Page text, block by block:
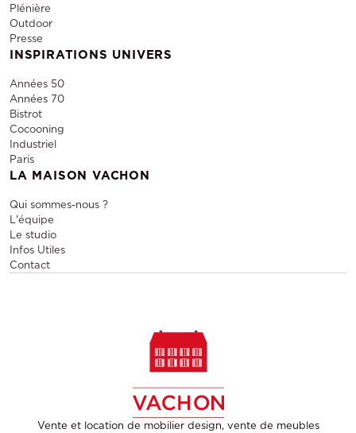
Plénière
Outdoor
Presse
INSPIRATIONS UNIVERS
Années 50
Années 70
Bistrot
Cocooning
Industriel
Paris
LA MAISON VACHON
Qui sommes-nous ?
L'équipe
Le studio
Infos Utiles
Contact
Vente et location de mobilier design, vente de meubles